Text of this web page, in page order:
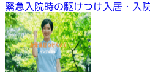
緊急入院時の駆けつけ 入居・入